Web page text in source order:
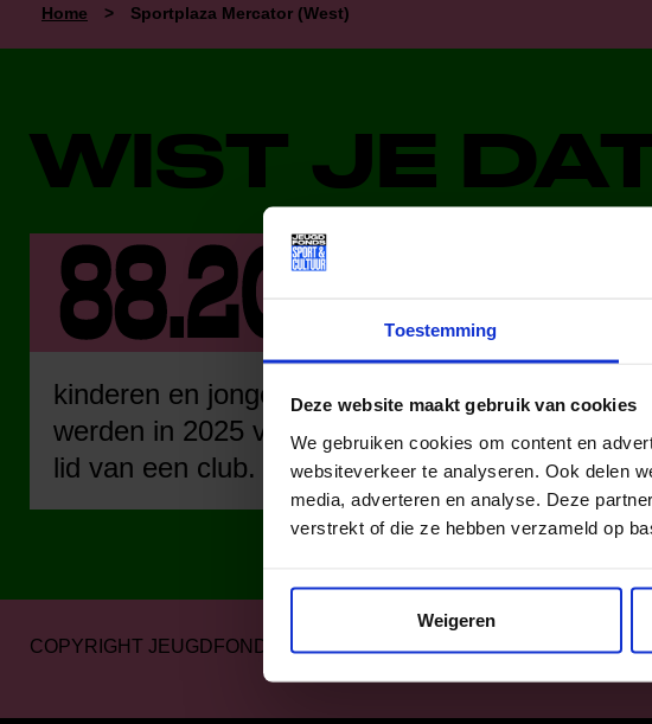
Toestemming
Deze website maakt gebruik van cookies
We gebruiken cookies om content en
websiteverkeer te analyseren. Ook delen
media, adverteren en analyse. Deze
verstrekt of die ze hebben verzameld op
Weigeren
Home > Sportplaza Mercator (West)
WIST JE
kinderen en jongeren
werden in 2025 via ons
lid van een club.
kinderen en
werden in 2025
lid van een
COPYRIGHT JEUGDFONDS SPORT & CULTUUR 2026